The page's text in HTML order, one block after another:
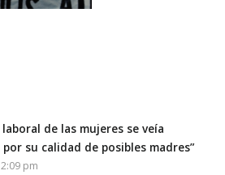
de las mujeres se veía
su calidad de posibles madres”
pm